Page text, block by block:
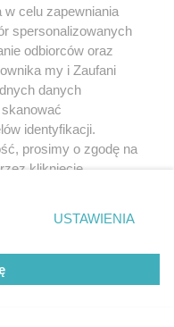
w celu zapewniania
spersonalizowanych
odbiorców oraz
my i Zaufani
danych
identyfikacji.
prosimy o zgodę na
kliknięcie
prywatności
strony
zgody
się takiemu
zastosowanie tylko
USTAWIENIA